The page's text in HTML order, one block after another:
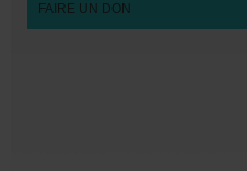
FAIREUNDON